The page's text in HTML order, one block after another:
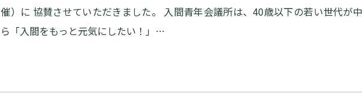
催）に 協賛させていただきました。 入間青年会議所は、40歳以下の若い世代が
ら「入間をもっと元気にしたい！」…